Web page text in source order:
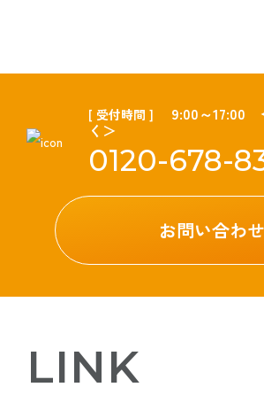
[ 受付時間 ] 9:00～17:00
く＞
0120-678-
お問い合わせ
LINK